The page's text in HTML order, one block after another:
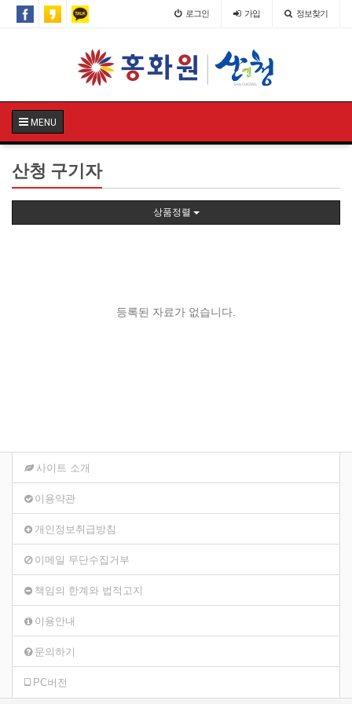
로그인 가입 정보찾기
MENU
산청 구기자
상품정렬
등록된 자료가 없습니다.
사이트 소개
이용약관
개인정보취급방침
이메일 무단수집거부
책임의 한계와 법적고지
이용안내
문의하기
PC버전